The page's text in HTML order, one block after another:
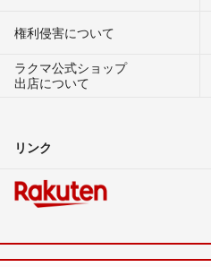
権利侵害について
ラクマ公式ショップ
出店について
リンク